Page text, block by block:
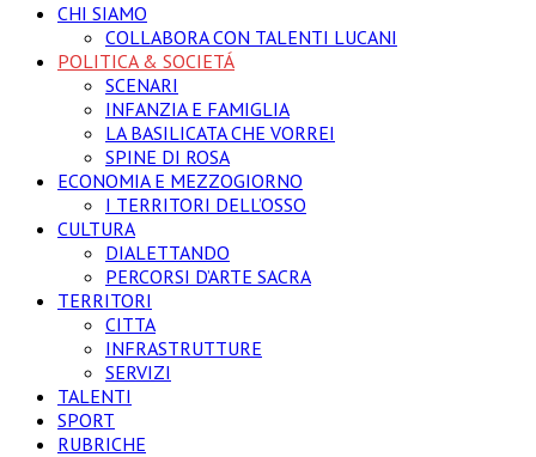
CHI SIAMO
COLLABORA CON TALENTI LUCANI
POLITICA & SOCIETÁ
SCENARI
INFANZIA E FAMIGLIA
LA BASILICATA CHE VORREI
SPINE DI ROSA
ECONOMIA E MEZZOGIORNO
I TERRITORI DELL’OSSO
CULTURA
DIALETTANDO
PERCORSI D’ARTE SACRA
TERRITORI
CITTA
INFRASTRUTTURE
SERVIZI
TALENTI
SPORT
RUBRICHE